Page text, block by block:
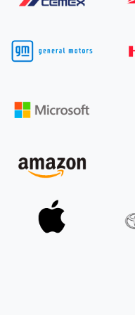
Lees
wat verandert er